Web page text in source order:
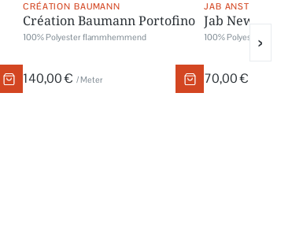
CRÉATION BAUMANN
Création Baumann Portofino
100% Polyester flammhemmend
140,00 € / Meter
JAB ANSTOETZ
Jab New Dawn
100% Polyester
70,00 €
›